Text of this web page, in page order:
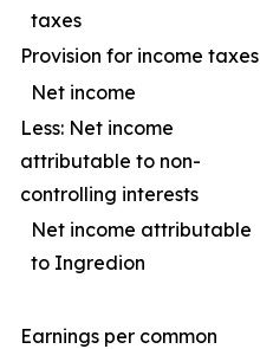
taxes
Provision for income taxes
Net income
Less: Net income
attributable to non-
controlling interests
Net income attributable
to Ingredion
Earnings per common